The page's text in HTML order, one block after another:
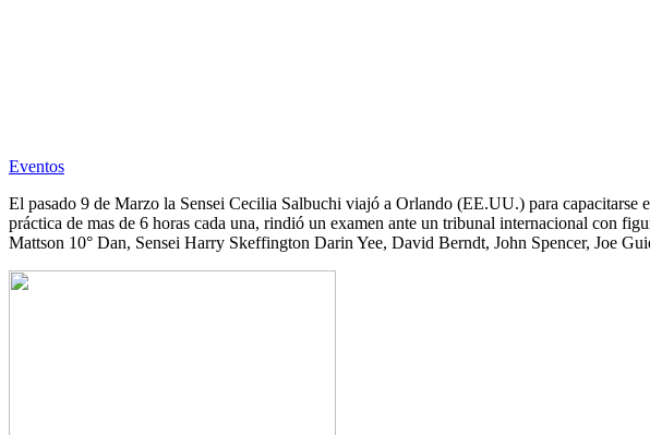
Eventos
El pasado 9 de Marzo la Sensei Cecilia Salbuchi viajó a Orlando (EE.UU.) para
práctica de mas de 6 horas cada una, rindió un examen ante un tribunal internacional con
Mattson 10° Dan, Sensei Harry Skeffington Darin Yee, David Berndt, John Spencer, Joe